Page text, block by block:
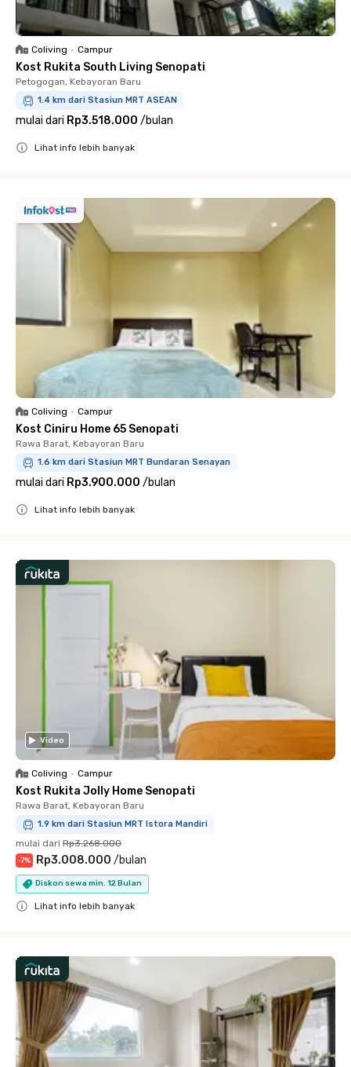
Coliving • Campur
Kost Rukita South Living Senopati
Petogogan, Kebayoran Baru
1.4 km dari Stasiun MRT ASEAN
mulai dari Rp3.518.000 /bulan
Lihat info lebih banyak
Coliving • Campur
Kost Ciniru Home 65 Senopati
Rawa Barat, Kebayoran Baru
1.6 km dari Stasiun MRT Bundaran Senayan
mulai dari Rp3.900.000 /bulan
Lihat info lebih banyak
Video
Coliving • Campur
Kost Rukita Jolly Home Senopati
Rawa Barat, Kebayoran Baru
1.9 km dari Stasiun MRT Istora Mandiri
mulai dari Rp3.268.000
-7% Rp3.008.000 /bulan
Diskon sewa min. 12 Bulan
Lihat info lebih banyak